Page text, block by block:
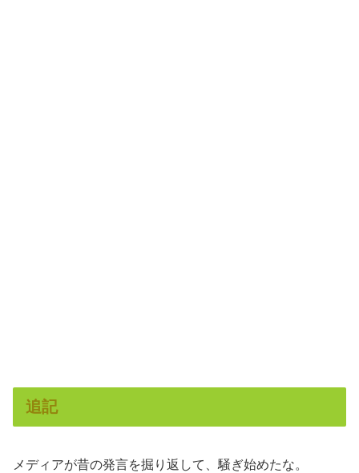
追記
メディアが昔の発言を掘り返して、騒ぎ始めたな。